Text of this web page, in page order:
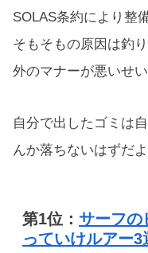
SOLAS条約により整
そもそもの原因は釣
外のマナーが悪いせい
自分で出したゴミは
んか落ちないはずだ
第1位： サーフの
っていけルアー3